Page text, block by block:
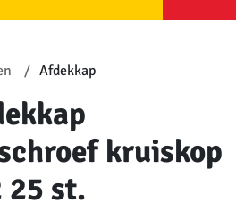
Afdekkap
kruiskop
25 st.